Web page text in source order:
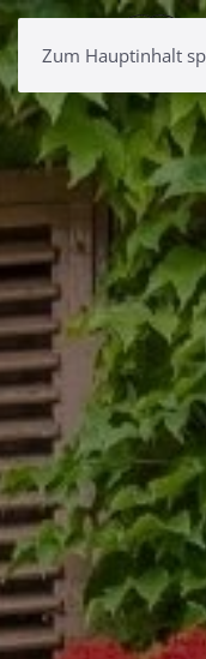
Zum Hauptinhalt